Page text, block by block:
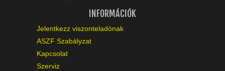
INFORMÁCIÓK
Jelentkezz viszonteladónak
ASZF Szabályzat
Kapcsolat
Szerviz